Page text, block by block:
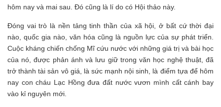
hôm nay và mai sau. Đó cũng là lí do có Hội thảo này.
Đóng vai trò là nền tảng tinh thần của xã hội, ở bất cứ thời đại
nào, quốc gia nào, văn hóa cũng là nguồn lực của sự phát triển.
Cuộc kháng chiến chống Mĩ cứu nước với những giá trị và bài học
của nó, được phản ánh và lưu giữ trong văn học nghệ thuật, đã
trở thành tài sản vô giá, là sức mạnh nội sinh, là điểm tựa để hôm
nay con cháu Lạc Hồng đưa đất nước vươn mình cất cánh bay
vào kỉ nguyên mới.